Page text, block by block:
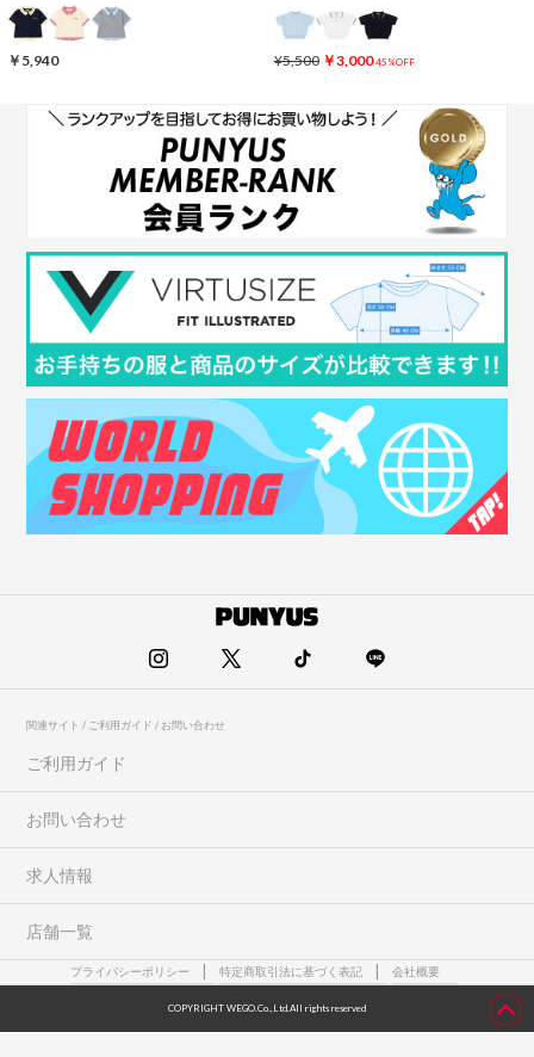
￥5,940 ¥5,500 ￥3,000 45%OFF
関連サイト / ご利用ガイド / お問い合わせ
ご利用ガイド
お問い合わせ
求人情報
店舗一覧
プライバシーポリシー 特定商取引法に基づく表記 会社概要
COPYRIGHT WEGO.Co.,Ltd.All rights reserved